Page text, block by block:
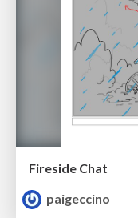
Fireside Chat
paigeccino